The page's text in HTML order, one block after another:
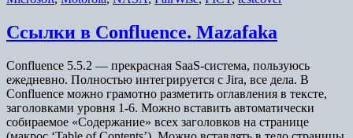
Ссылки в Confluence. Mazafaka
Confluence 5.5.2 — прекрасная SaaS-система, пользуюсь
ежедневно. Полностью интегрируется с Jira, все дела. В
Confluence можно грамотно разметить оглавления в тексте,
заголовками уровня 1-6. Можно вставить автоматически
собираемое «Содержание» всех заголовков на странице